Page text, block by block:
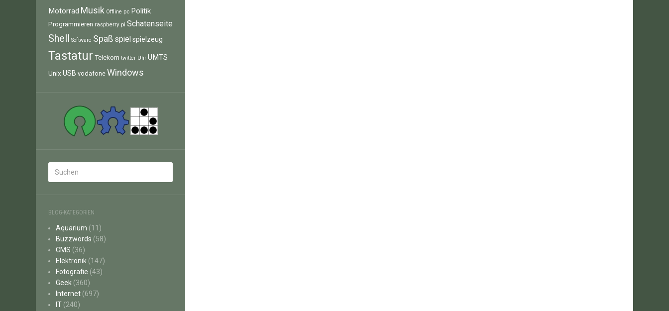
Motorrad Musik Offline pc Politik
Programmieren raspberry pi Schatenseite
Shell Software Spaß spiel spielzeug
Tastatur Telekom twitter Uhr UMTS
Unix USB vodafone Windows
BLOG-KATEGORIEN
Aquarium (11)
Buzzwords (58)
CMS (36)
Elektronik (147)
Fotografie (43)
Geek (360)
Internet (697)
IT (240)